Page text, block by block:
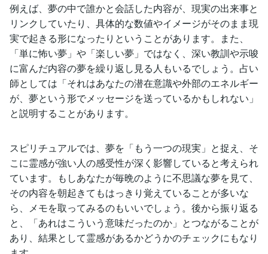
例えば、夢の中で誰かと会話した内容が、現実の出来事と
リンクしていたり、具体的な数値やイメージがそのまま現
実で起きる形になったりということがあります。また、
「単に怖い夢」や「楽しい夢」ではなく、深い教訓や示唆
に富んだ内容の夢を繰り返し見る人もいるでしょう。占い
師としては「それはあなたの潜在意識や外部のエネルギー
が、夢という形でメッセージを送っているかもしれない」
と説明することがあります。
スピリチュアルでは、夢を「もう一つの現実」と捉え、そ
こに霊感が強い人の感受性が深く影響していると考えられ
ています。もしあなたが毎晩のように不思議な夢を見て、
その内容を朝起きてもはっきり覚えていることが多いな
ら、メモを取ってみるのもいいでしょう。後から振り返る
と、「あれはこういう意味だったのか」とつながることが
あり、結果として霊感があるかどうかのチェックにもなり